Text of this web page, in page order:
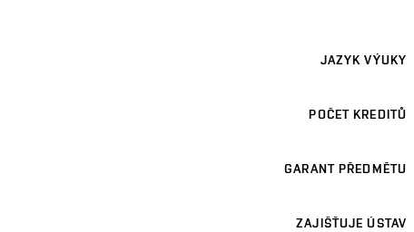
JAZYK VÝUKY
POČET KREDITŮ
GARANT PŘEDMĚTU
ZAJIŠŤUJE ÚSTAV